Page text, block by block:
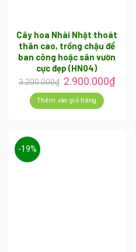
Cây hoa Nhài Nhật thoát
thân cao, trồng chậu để
ban công hoặc sân vườn
cực đẹp (HN04)
3.200.000₫ 2.900.000₫
Thêm vào giỏ hàng
-19%